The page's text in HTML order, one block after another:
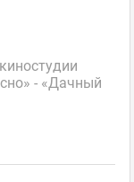
- «Дачный